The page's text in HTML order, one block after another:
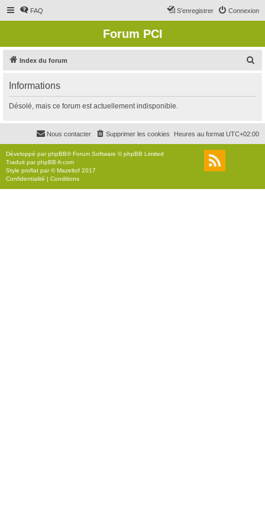
FAQ Connexion
S’enregistrer
Forum PCI
Index du forum
r
c
r
Informations
Désolé, mais ce forum est actuellement indisponible.
Heures au format UTC+02:00
Supprimer les cookies
Nous contacter
Développé parphpBB® Forum Software © phpBB Limited
Traduit parphpBB-fr.com
Style proflat par ©Mazeltof 2017
Confidentialité | Conditions